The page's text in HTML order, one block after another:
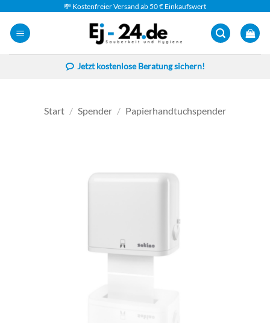
Inhalt
springen
💸 Kostenfreier Versand ab 50 € Einkaufswert
Jetzt kostenlose Beratung sichern!
Start / Spender / Papierhandtuchspender